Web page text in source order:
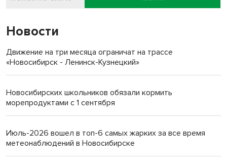
Новости
Движение на три месяца ограничат на трассе
«Новосибирск - Ленинск-Кузнецкий»
Новосибирских школьников обязали кормить
морепродуктами с 1 сентября
Июль-2026 вошел в топ-6 самых жарких за все время
метеонаблюдений в Новосибирске